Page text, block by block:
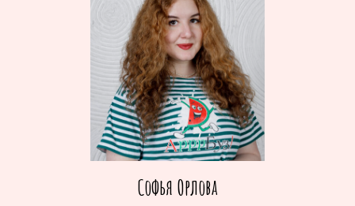
Софья Орлова